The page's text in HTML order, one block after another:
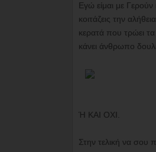
Εγώ είμαι με
κοιτάζεις την
κερατά που τρώει
κάνει άνθρωπο
Ή ΚΑΙ ΟΧΙ.
Στην τελική να σου